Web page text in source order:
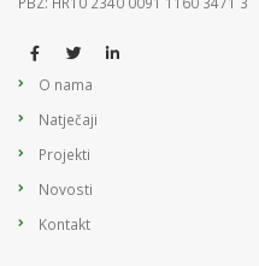
O nama
Natječaji
Projekti
Novosti
Kontakt